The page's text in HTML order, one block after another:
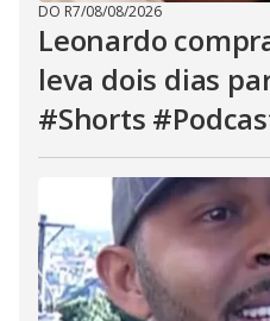
DO R7/08/08/2026
Leonardo
leva dois dias
#Shorts